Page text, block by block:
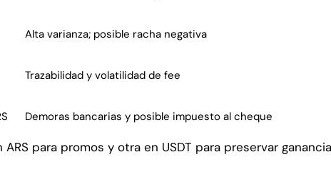
Alta varianza; posible racha negativa
Trazabilidad y volatilidad de fee
Demoras bancarias y posible impuesto al cheque
para promos y otra en USDT para preservar